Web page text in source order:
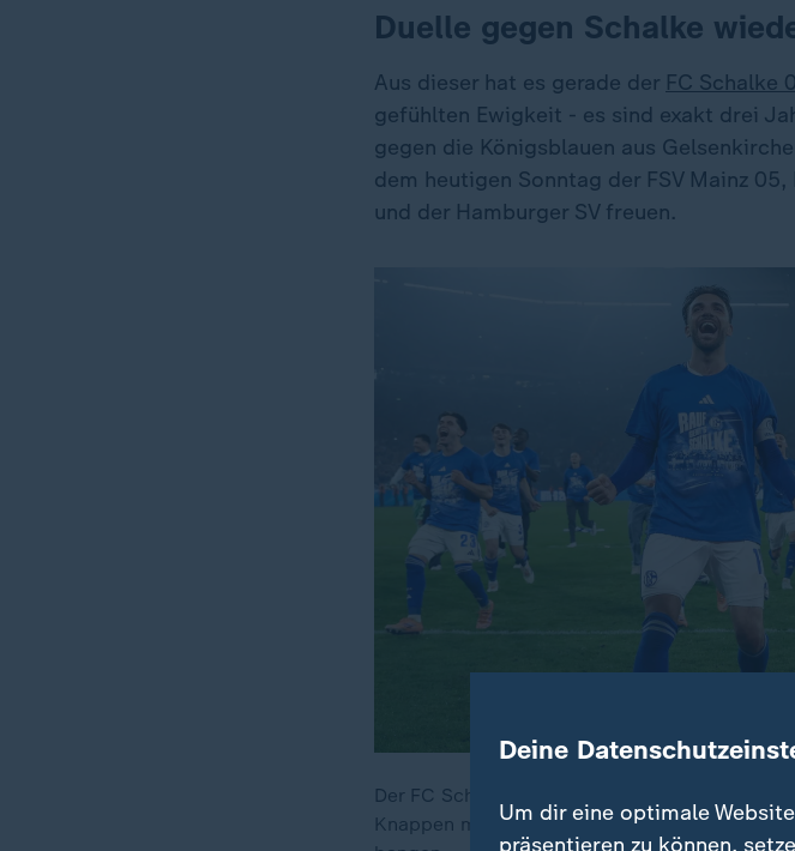
Duelle gegen Schalke
Aus dieser hat es gerade der FC Schalke
gefühlten Ewigkeit - es sind exakt drei
gegen die Königsblauen aus
dem heutigen Sonntag der FSV Mainz
und der Hamburger SV freuen.
Der FC Schalke 04 kehrt in die Erste Liga
Knappen mit einem 1:0-Heimsieg gegen
Deine
Um dir eine optimale
präsentieren zu können,